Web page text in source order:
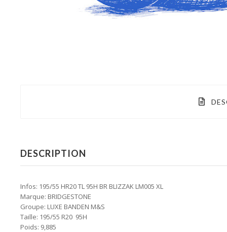
DESCRIPTION
Infos: 195/55 HR20 TL 95H BR BLIZZAK LM005 XL
Marque: BRIDGESTONE
Groupe: LUXE BANDEN M&S
Taille: 195/55 R20 95H
Poids: 9,885